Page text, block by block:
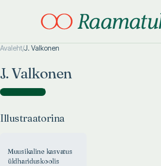
Avaleht/J. Valkonen
J. Valkonen
Illustraatorina )
Illustraatorina
Muusikaline kasvatus
üldhariduskoolis